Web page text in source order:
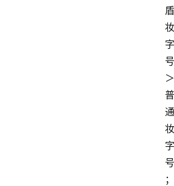
盾
妆
字
号
＞
普
通
妆
字
号
；